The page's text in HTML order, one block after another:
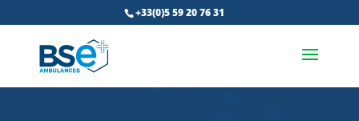
+33(0)5 59 20 76 31